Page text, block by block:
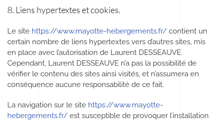
8. Liens hypertextes et cookies.
Le site https://www.mayotte-hebergements.fr/ contient un
certain nombre de liens hypertextes vers d’autres sites, mis
en place avec l’autorisation de Laurent DESSEAUVE.
Cependant, Laurent DESSEAUVE n’a pas la possibilité de
vérifier le contenu des sites ainsi visités, et n’assumera en
conséquence aucune responsabilité de ce fait.
La navigation sur le site https://www.mayotte-
hebergements.fr/ est susceptible de provoquer l’installation